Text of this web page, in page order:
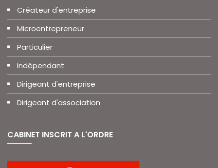
Créateur d'entreprise
Microentrepreneur
Particulier
Indépendant
Dirigeant d'entreprise
Dirigeant d'association
CABINET INSCRIT A L'ORDRE